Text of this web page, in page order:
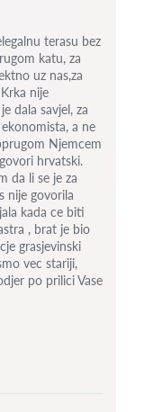
terasu bez
katu, za
uz nas,za
nije
dala savjel, za
a ne
Njemcem
hrvatski.
da li se je za
nije govorila
kada ce biti
, brat je bio
grasjevinski
vec stariji,
po prilici Vase